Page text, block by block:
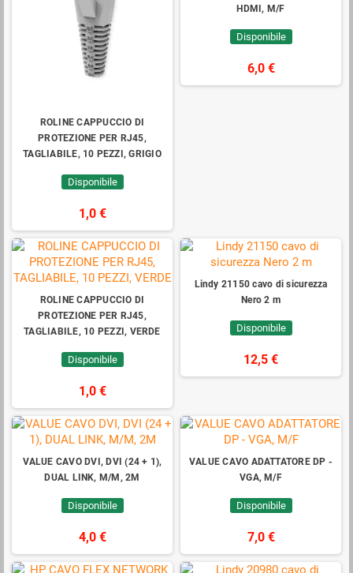
ROLINE CAPPUCCIO DI
PROTEZIONE PER RJ45,
TAGLIABILE, 10 PEZZI, GRIGIO
Disponibile
1,0 €
HDMI, M/F
Disponibile
6,0 €
ROLINE CAPPUCCIO DI
PROTEZIONE PER RJ45,
TAGLIABILE, 10 PEZZI, VERDE
Disponibile
1,0 €
Lindy 21150 cavo di sicurezza
Nero 2 m
Disponibile
12,5 €
VALUE CAVO DVI, DVI (24 + 1),
DUAL LINK, M/M, 2M
Disponibile
4,0 €
VALUE CAVO ADATTATORE DP -
VGA, M/F
Disponibile
7,0 €